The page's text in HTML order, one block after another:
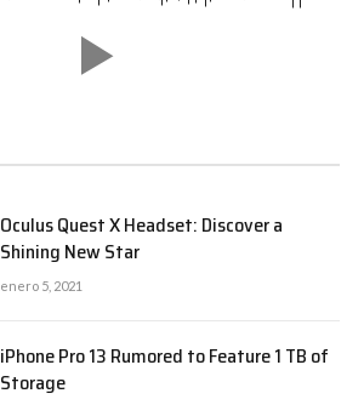
Oculus Quest X Headset: Discover a
Shining New Star
enero 5, 2021
iPhone Pro 13 Rumored to Feature 1 TB of
Storage